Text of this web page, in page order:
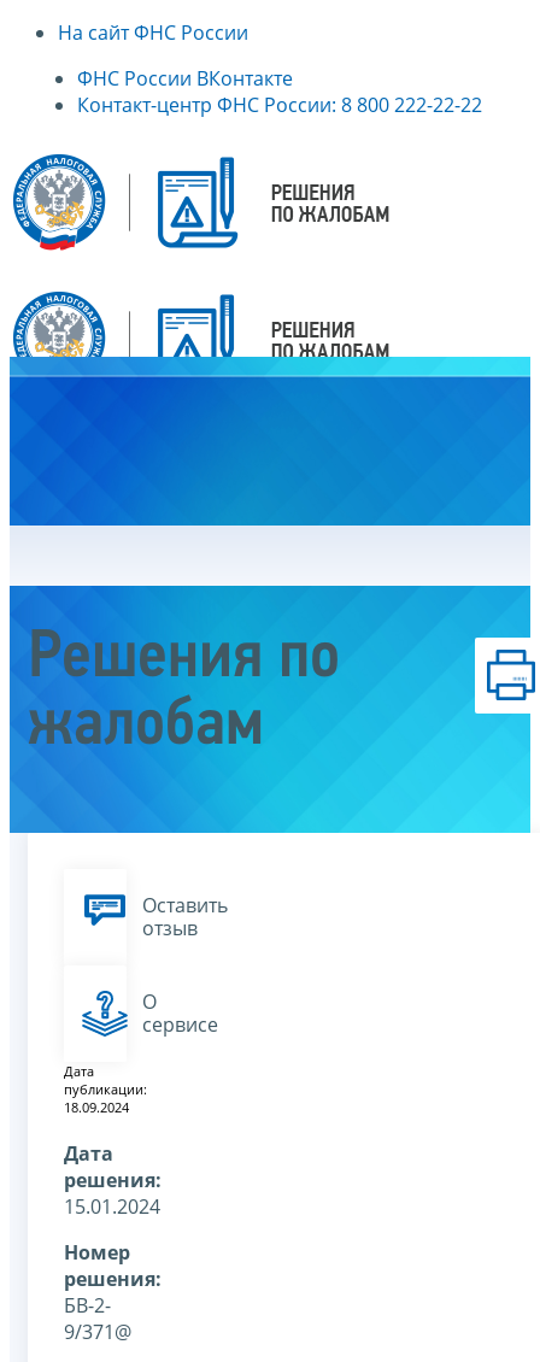
На сайт ФНС России
ФНС России ВКонтакте
Контакт-центр ФНС России: 8 800 222-22-22
Решения по
жалобам
Оставить
отзыв
О
сервисе
Дата
публикации:
18.09.2024
Дата
решения:
15.01.2024
Номер
решения:
БВ-2-
9/371@